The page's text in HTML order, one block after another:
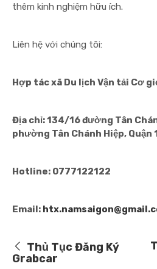
thêm kinh nghiệm hữu ích.
Liên hệ với chúng tôi:
Hợp tác xã Du lịch Vận tải Cơ
Địa chỉ: 134/16 đường Tân
phường Tân Chánh Hiệp, Quận
Hotline: 0777122122
Email:
Thủ Tục Đăng Ký
Grabcar